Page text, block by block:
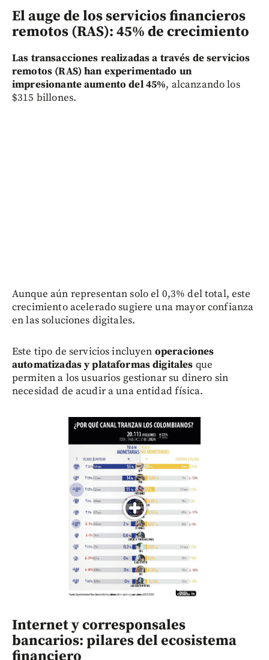
El auge de los servicios financieros
remotos (RAS): 45% de crecimiento
Las transacciones realizadas a través de servicios
remotos (RAS) han experimentado un
impresionante aumento del 45%, alcanzando los
$315 billones.
Aunque aún representan solo el 0,3% del total, este
crecimiento acelerado sugiere una mayor confianza
en las soluciones digitales.
Este tipo de servicios incluyen operaciones
automatizadas y plataformas digitales que
permiten a los usuarios gestionar su dinero sin
necesidad de acudir a una entidad física.
Internet y corresponsales
bancarios: pilares del ecosistema
financiero